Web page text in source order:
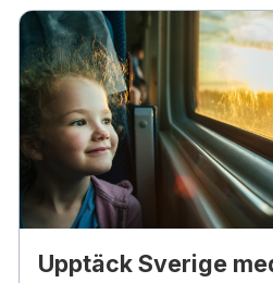
Upptäck Sverige